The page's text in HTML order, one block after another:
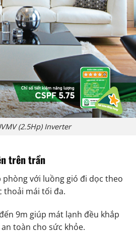
(2.5Hp) Inverter
trên trần
với luồng gió đi dọc theo
thoải mái tối đa.
9m giúp mát lạnh đều khắp
toàn cho sức khỏe.